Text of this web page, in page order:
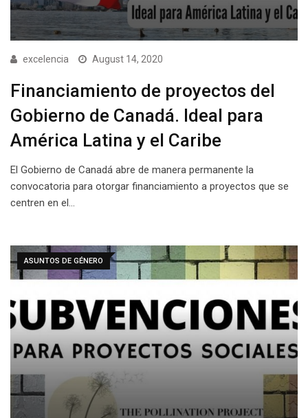
excelencia August 14, 2020
Financiamiento de proyectos del
Gobierno de Canadá. Ideal para
América Latina y el Caribe
El Gobierno de Canadá abre de manera permanente la
convocatoria para otorgar financiamiento a proyectos que se
centren en el…
ASUNTOS DE GÉNERO